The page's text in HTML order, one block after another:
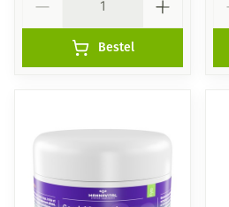
Bestel